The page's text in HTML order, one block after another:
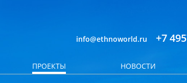
info@ethnoworld.ru +7
ПРОЕКТЫ НОВОСТИ